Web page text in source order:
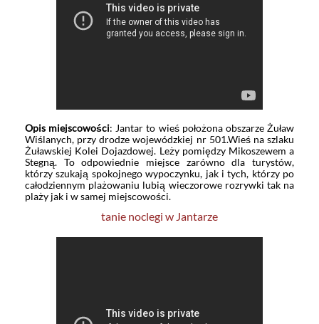
Opis miejscowości: Jantar to wieś położona obszarze Żuław
Wiślanych, przy drodze wojewódzkiej nr 501.Wieś na szlaku
Żuławskiej Kolei Dojazdowej. Leży pomiędzy Mikoszewem a
Stegną. To odpowiednie miejsce zarówno dla turystów,
którzy szukają spokojnego wypoczynku, jak i tych, którzy po
całodziennym plażowaniu lubią wieczorowe rozrywki tak na
plaży jak i w samej miejscowości.
tanie noclegi w Jantarze